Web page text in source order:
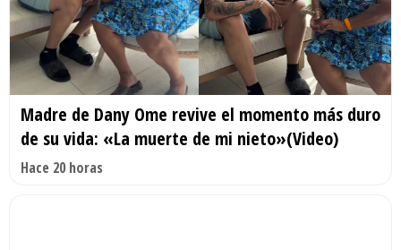
Madre de Dany Ome revive el momento más duro
de su vida: «La muerte de mi nieto»(Video)
Hace 20 horas